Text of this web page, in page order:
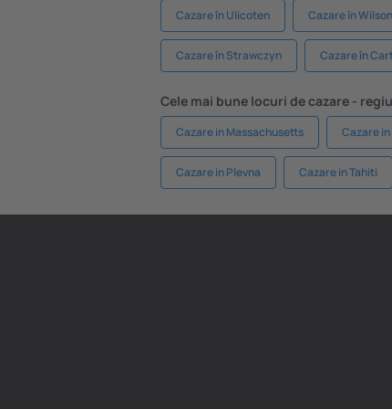
Cazare în Ulicoten Cazare în
Cazare în Strawczyn Cazare în
Cele mai bune locuri de cazare -
Cazare in Massachusetts Cazare
Cazare in Plevna Cazare in Tahiti